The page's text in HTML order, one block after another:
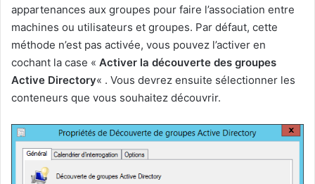
appartenances aux groupes pour faire l’association entre
machines ou utilisateurs et groupes. Par défaut, cette
méthode n’est pas activée, vous pouvez l’activer en
cochant la case « Activer la découverte des groupes
Active Directory« . Vous devrez ensuite sélectionner les
conteneurs que vous souhaitez découvrir.